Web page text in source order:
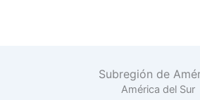
Subregión de
América del Sur